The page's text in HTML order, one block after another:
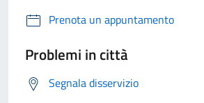
Prenota un appuntamento
Problemi in città
Segnala disservizio